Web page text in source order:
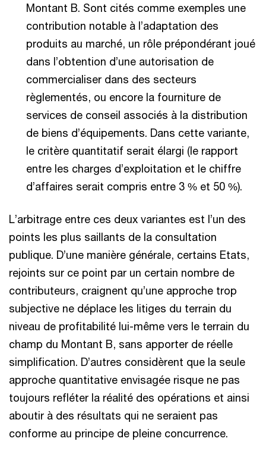
Montant B. Sont cités comme exemples une
contribution notable à l’adaptation des
produits au marché, un rôle prépondérant joué
dans l’obtention d’une autorisation de
commercialiser dans des secteurs
règlementés, ou encore la fourniture de
services de conseil associés à la distribution
de biens d’équipements. Dans cette variante,
le critère quantitatif serait élargi (le rapport
entre les charges d’exploitation et le chiffre
d’affaires serait compris entre 3 % et 50 %).
L’arbitrage entre ces deux variantes est l’un des
points les plus saillants de la consultation
publique. D’une manière générale, certains Etats,
rejoints sur ce point par un certain nombre de
contributeurs, craignent qu’une approche trop
subjective ne déplace les litiges du terrain du
niveau de profitabilité lui-même vers le terrain du
champ du Montant B, sans apporter de réelle
simplification. D’autres considèrent que la seule
approche quantitative envisagée risque ne pas
toujours refléter la réalité des opérations et ainsi
aboutir à des résultats qui ne seraient pas
conforme au principe de pleine concurrence.